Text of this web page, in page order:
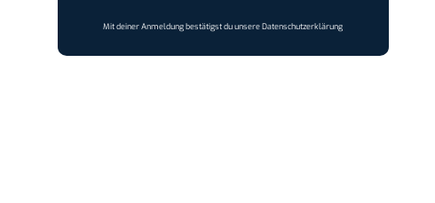
Mit deiner Anmeldung bestätigst du unsereDatenschutzerklärung